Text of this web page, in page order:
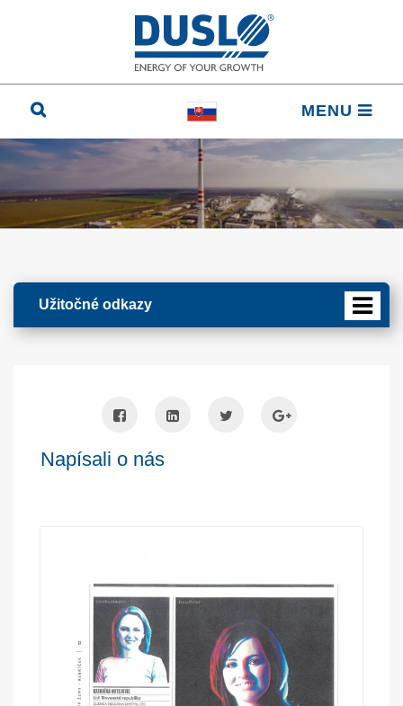
MENU
Užitočné odkazy
Napísali o nás